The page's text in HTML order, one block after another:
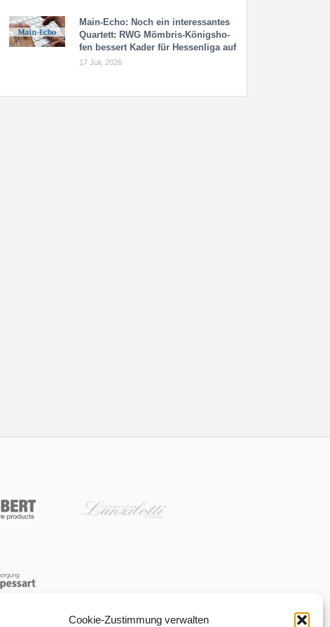
Cookie-Zustimmung verwalten
Main-Echo: Noch ein in­ter­es­san­tes
Quar­tett: RWG Möm­b­ris-Kö­n­igs­ho­
fen bessert Kader für Hessenliga auf
17 Juli, 2026